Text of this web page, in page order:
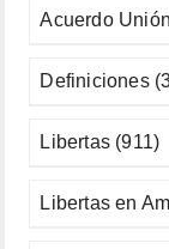
Acuerdo
Definiciones
Libertas(911)
Libertas en